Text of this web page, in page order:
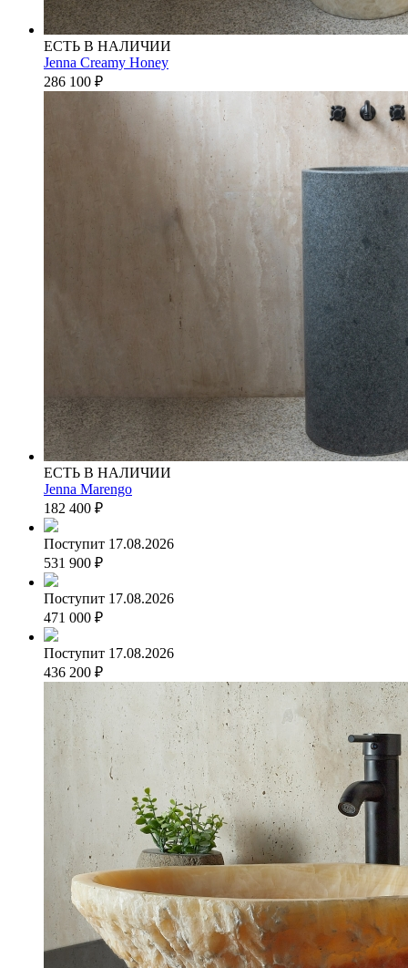
ЕСТЬ В НАЛИЧИИ
Jenna Creamy Honey
286 100 ₽
ЕСТЬ В НАЛИЧИИ
Jenna Marengo
182 400 ₽
Поступит 17.08.2026
531 900 ₽
Поступит 17.08.2026
471 000 ₽
Поступит 17.08.2026
436 200 ₽